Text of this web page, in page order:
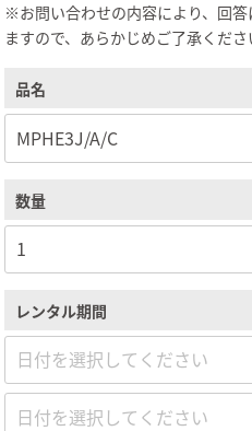
※お問い合わせの内容により、回
ますので、あらかじめご了承くださ
品名
数量
レンタル期間